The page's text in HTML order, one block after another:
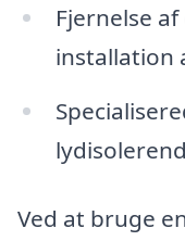
Fjernelse
installation
Ved at bruge